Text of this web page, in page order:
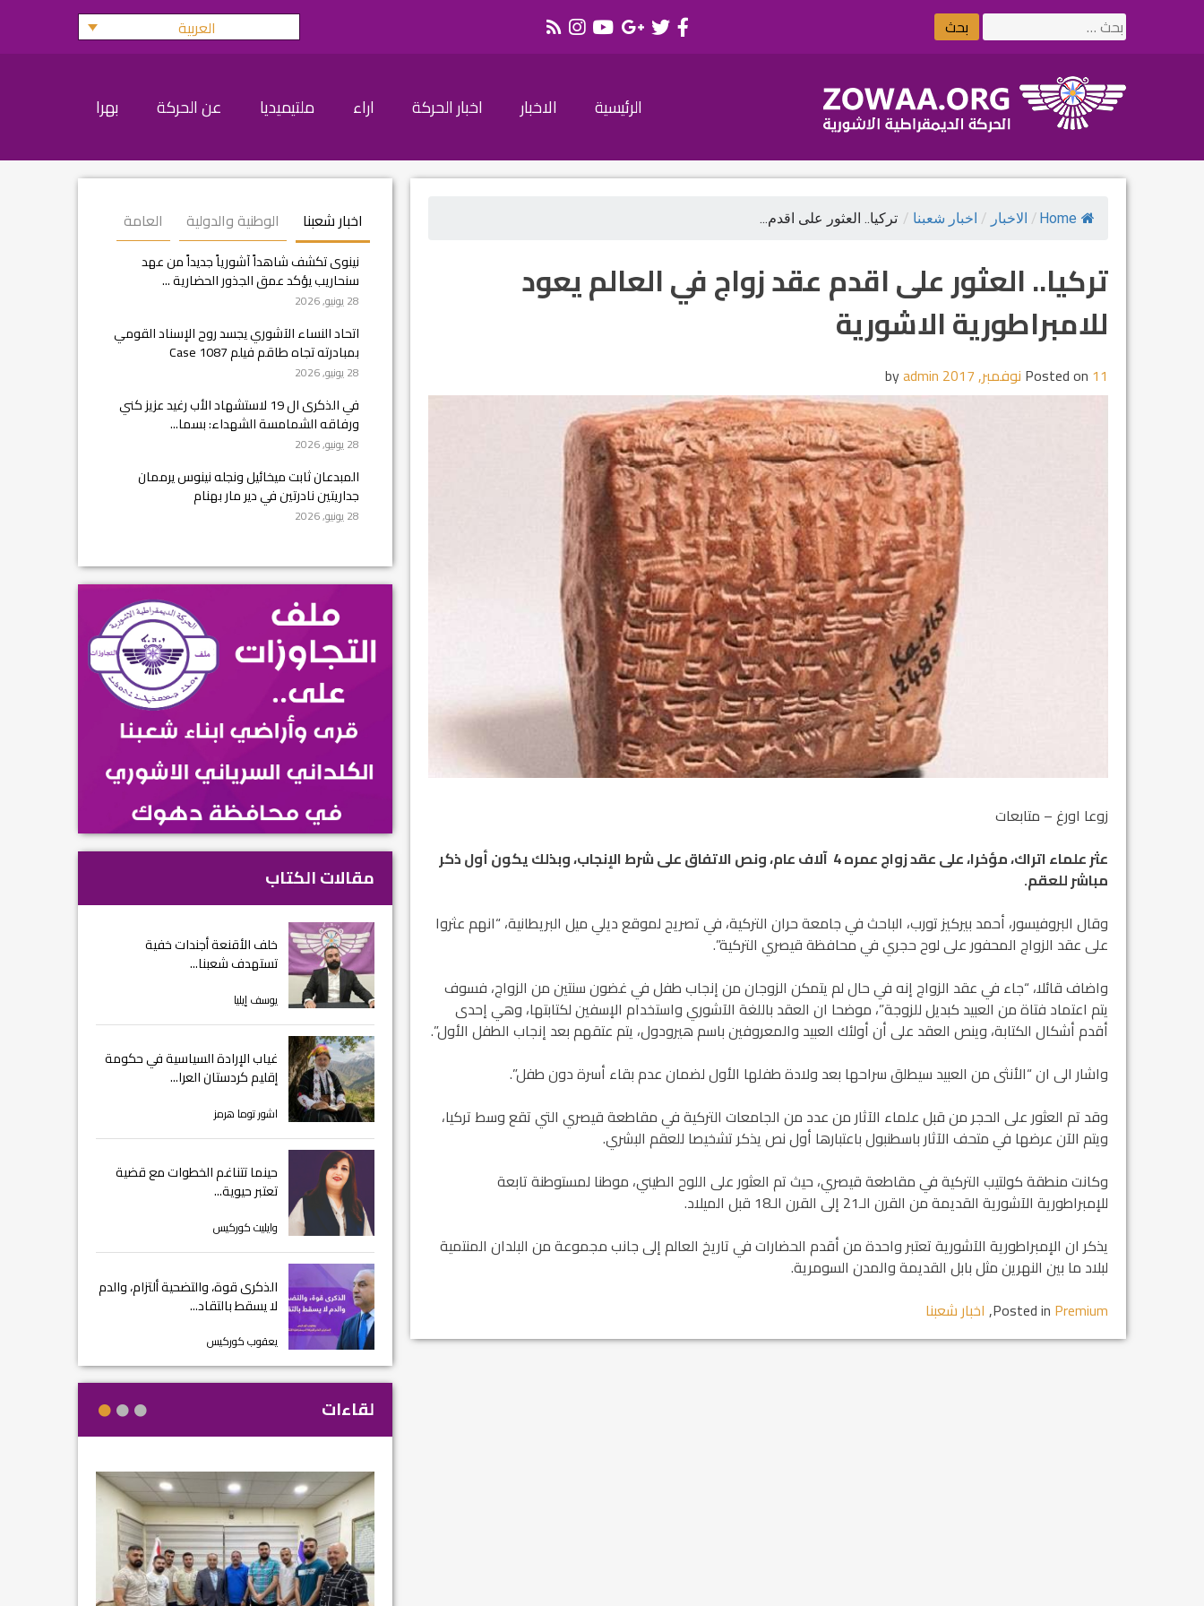
البحث
عن:
العربية
الرئيسية الاخبار اخبار الحركة اراء ملتيميديا عن الحركة بهرا
Home
/ الاخبار / اخبار شعبنا / تركيا.. العثور على اقدم...
تركيا.. العثور على اقدم عقد زواج في العالم يعود
للامبراطورية الاشورية
Posted on 11 نوفمبر, 2017 admin
زوعا اورغ – متابعات
عثر علماء اتراك، مؤخرا، على عقد زواج عمره 4 آلاف عام، ونص الاتفاق على شرط الإنجاب، وبذلك يكون أول ذكر
مباشر للعقم.
وقال البروفيسور، أحمد بيركيز تورب، الباحث في جامعة حران التركية، في تصريح لموقع ديلي ميل البريطانية، “انهم عثروا
على عقد الزواج المحفور على لوح حجري في محافظة قيصري التركية”.
واضاف قائلا، “جاء في عقد الزواج إنه في حال لم يتمكن الزوجان من إنجاب طفل في غضون سنتين من الزواج، فسوف
يتم اعتماد فتاة من العبيد كبديل للزوجة”، موضحا ان العقد باللغة الآشوري واستخدام الإسفين لكتابتها، وهي إحدى
أقدم أشكال الكتابة، وينص العقد على أن أولئك العبيد والمعروفين باسم هيرودول، يتم عتقهم بعد إنجاب الطفل الأول”.
واشار الى ان “الأنثى من العبيد سيطلق سراحها بعد ولادة طفلها الأول لضمان عدم بقاء أسرة دون طفل”.
وقد تم العثور على الحجر من قبل علماء الآثار من عدد من الجامعات التركية في مقاطعة قيصري التي تقع وسط تركيا،
ويتم الآن عرضها في متحف الآثار باسطنبول باعتبارها أول نص يذكر تشخيصا للعقم البشري.
وكانت منطقة كولتيب التركية في مقاطعة قيصري، حيث تم العثور على اللوح الطيني، موطنا لمستوطنة تابعة
للإمبراطورية الآشورية القديمة من القرن الـ21 إلى القرن الـ18 قبل الميلاد.
يذكر ان الإمبراطورية الآشورية تعتبر واحدة من أقدم الحضارات في تاريخ العالم إلى جانب مجموعة من البلدان المنتمية
لبلاد ما بين النهرين مثل بابل القديمة والمدن السومرية.
Posted in Premium
, اخبار شعبنا
اخبار شعبنا الوطنية والدولية العامة
نينوى تكشف شاهداً آشورياً جديداً من عهد
سنحاريب يؤكد عمق الجذور الحضارية ...
28 يونيو, 2026
اتحاد النساء الآشوري يجسد روح الإسناد القومي
بمبادرته تجاه طاقم فيلم Case 1087
28 يونيو, 2026
في الذكرى ال 19 لاستشهاد الأب رغيد عزيز كني
ورفاقه الشمامسة الشهداء: بسما...
28 يونيو, 2026
المبدعان ثابت ميخائيل ونجله نينوس يرممان
جداريتين نادرتين في دير مار بهنام
28 يونيو, 2026
مقالات الكتاب
خلف الأقنعة أجندات خفية
تستهدف شعبنا...
يوسف إيليا
غياب الإرادة السياسية في حكومة
إقليم كردستان العرا...
اشور توما هرمز
حينما تتناغم الخطوات مع قضية
تعتبر حيوية...
وايليت كوركيس
الذكرى قوة، والتضحية ألتزام، والدم
لا يسقط بالتقاد...
يعقوب كوركيس
لقاءات